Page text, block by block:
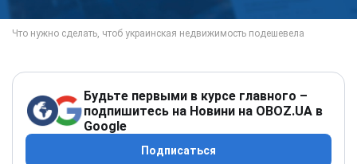
Будьте первыми в курсе главного –
подпишитесь на Новини на OBOZ.UA в
Google
Подписаться